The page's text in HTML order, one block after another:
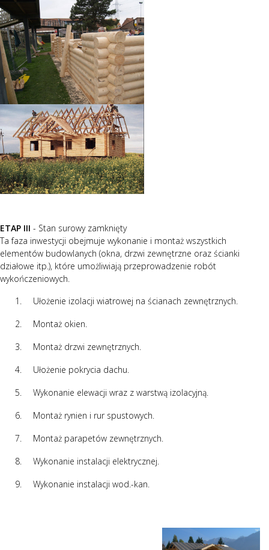
ETAP III - Stan surowy zamknięty
Ta faza inwestycji obejmuje wykonanie i montaż wszystkich
elementów budowlanych (okna, drzwi zewnętrzne oraz ścianki
działowe itp.), które umożliwiają przeprowadzenie robót
wykończeniowych.
Ułożenie izolacji wiatrowej na ścianach zewnętrznych.
Montaż okien.
Montaż drzwi zewnętrznych.
Ułożenie pokrycia dachu.
Wykonanie elewacji wraz z warstwą izolacyjną.
Montaż rynien i rur spustowych.
Montaż parapetów zewnętrznych.
Wykonanie instalacji elektrycznej.
Wykonanie instalacji wod.-kan.